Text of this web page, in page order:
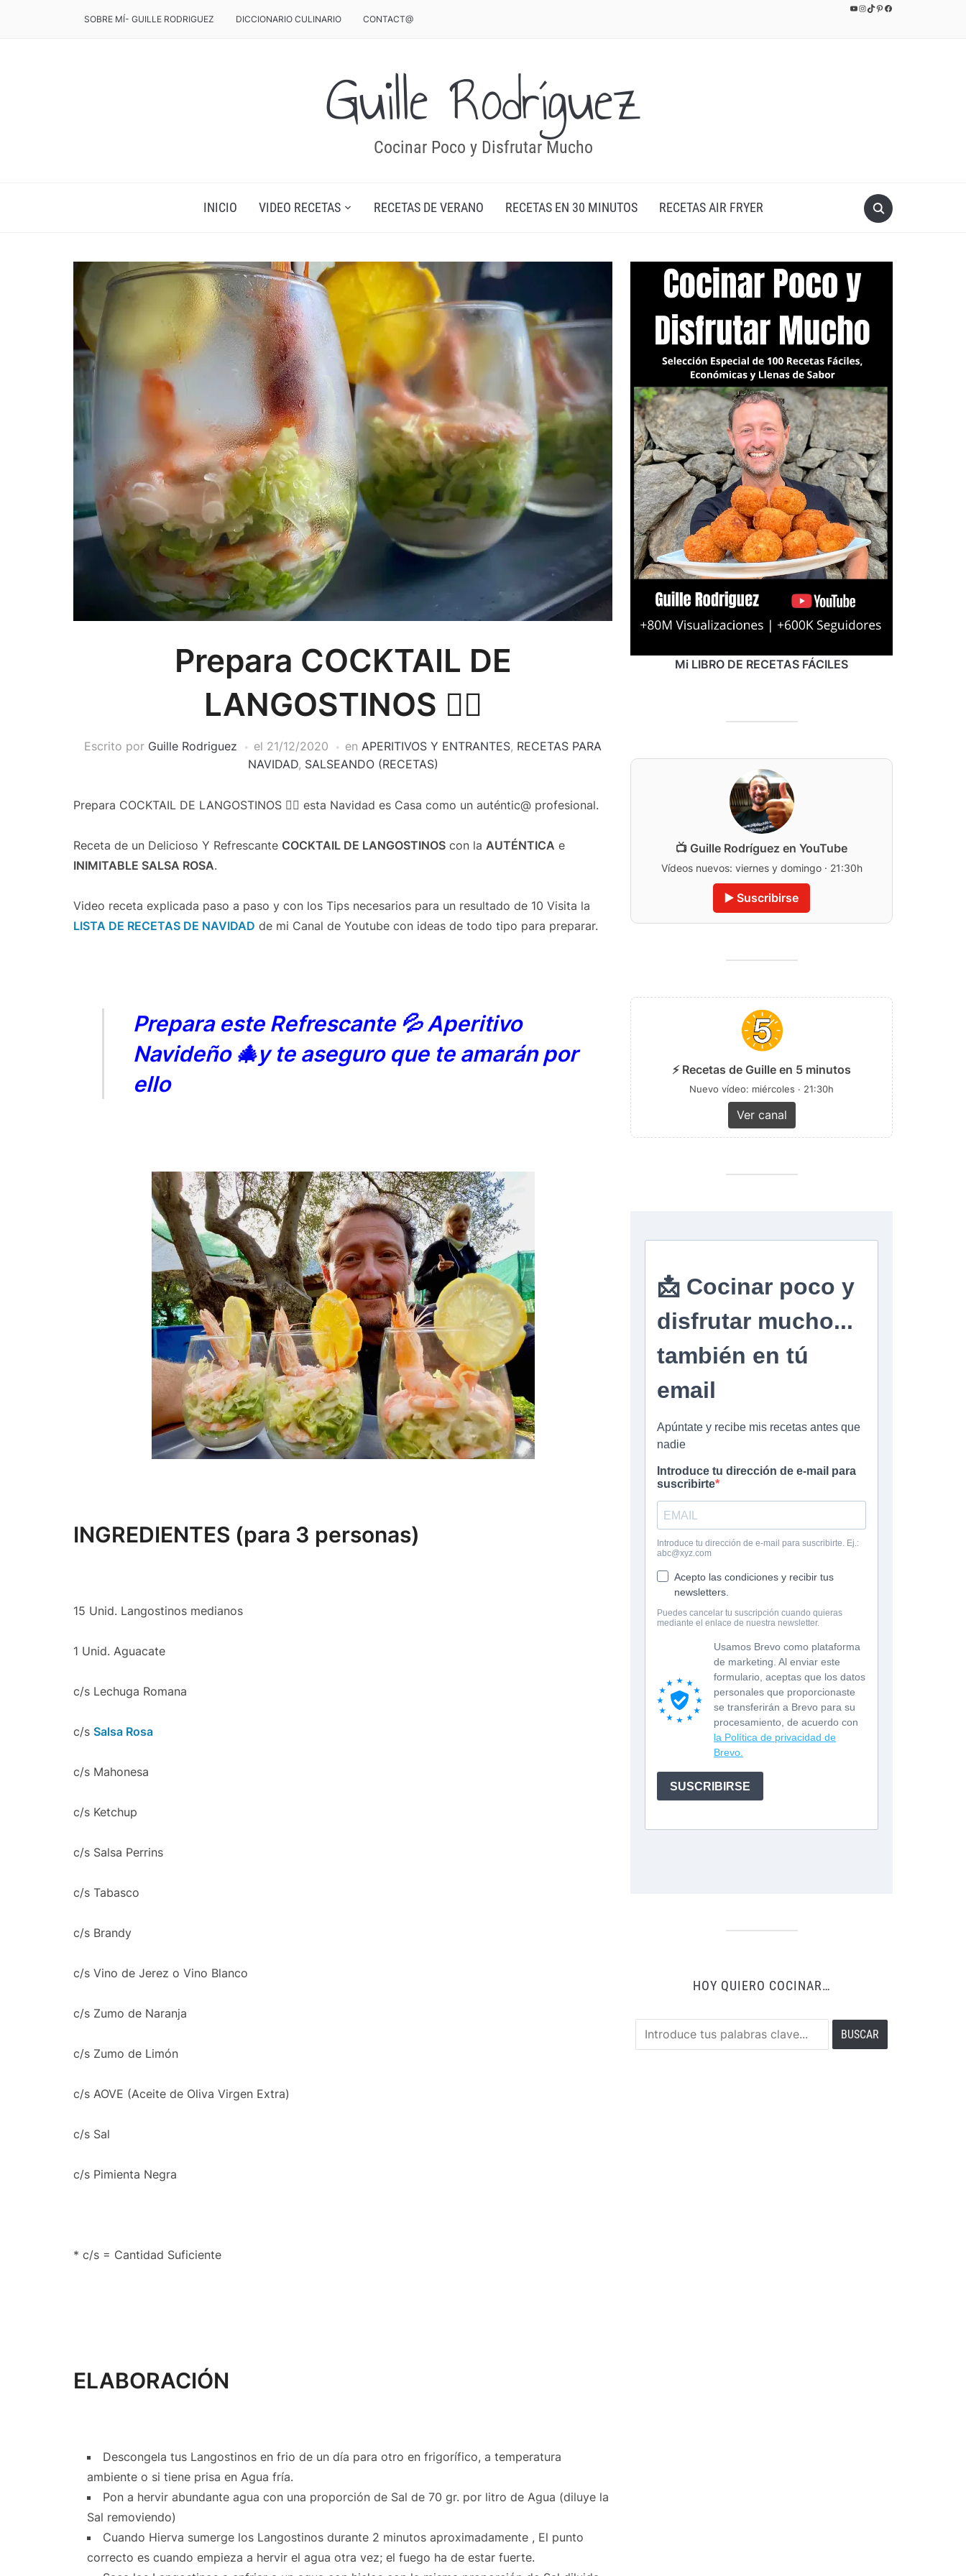
YouTube
Instagram
TikTok
Pinterest
Facebook
SOBRE MÍ- GUILLE RODRIGUEZ DICCIONARIO CULINARIO CONTACT@
Guille Rodríguez
Cocinar Poco y Disfrutar Mucho
INICIO VIDEO RECETAS RECETAS DE VERANO RECETAS EN 30 MINUTOS RECETAS AIR FRYER
Prepara COCKTAIL DE
LANGOSTINOS 👌🏻
Escrito por Guille Rodriguez el 21/12/2020 en APERITIVOS Y ENTRANTES, RECETAS PARA
NAVIDAD, SALSEANDO (RECETAS)
Prepara COCKTAIL DE LANGOSTINOS 👌🏻 esta Navidad es Casa como un auténtic@ profesional.
Receta de un Delicioso Y Refrescante COCKTAIL DE LANGOSTINOS con la AUTÉNTICA e
INIMITABLE SALSA ROSA.
Video receta explicada paso a paso y con los Tips necesarios para un resultado de 10 Visita la
LISTA DE RECETAS DE NAVIDAD de mi Canal de Youtube con ideas de todo tipo para preparar.
Prepara este Refrescante 💦 Aperitivo
Navideño 🎄y te aseguro que te amarán por
ello
INGREDIENTES (para 3 personas)
15 Unid. Langostinos medianos
1 Unid. Aguacate
c/s Lechuga Romana
c/s Salsa Rosa
c/s Mahonesa
c/s Ketchup
c/s Salsa Perrins
c/s Tabasco
c/s Brandy
c/s Vino de Jerez o Vino Blanco
c/s Zumo de Naranja
c/s Zumo de Limón
c/s AOVE (Aceite de Oliva Virgen Extra)
c/s Sal
c/s Pimienta Negra
* c/s = Cantidad Suficiente
ELABORACIÓN
Descongela tus Langostinos en frio de un día para otro en frigorífico, a temperatura
ambiente o si tiene prisa en Agua fría.
Pon a hervir abundante agua con una proporción de Sal de 70 gr. por litro de Agua (diluye la
Sal removiendo)
Cuando Hierva sumerge los Langostinos durante 2 minutos aproximadamente , El punto
correcto es cuando empieza a hervir el agua otra vez; el fuego ha de estar fuerte.
Mi LIBRO DE RECETAS FÁCILES
📺 Guille Rodríguez en YouTube
Vídeos nuevos: viernes y domingo · 21:30h
▶️ Suscribirse
⚡ Recetas de Guille en 5 minutos
Nuevo vídeo: miércoles · 21:30h
Ver canal
HOY QUIERO COCINAR…